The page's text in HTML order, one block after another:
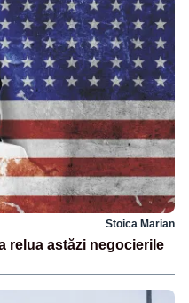
Stoica Marian
relua astăzi negocierile